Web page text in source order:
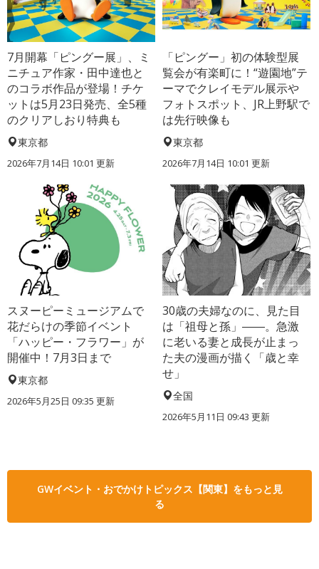
7月開幕「ピングー展」、ミ
ニチュア作家・田中達也と
のコラボ作品が登場！チケ
ットは5月23日発売、全5種
のクリアしおり特典も
東京都
2026年7月14日 10:01 更新
「ピングー」初の体験型展
覧会が有楽町に！“遊園地”テ
ーマでクレイモデル展示や
フォトスポット、JR上野駅で
は先行映像も
東京都
2026年7月14日 10:01 更新
スヌーピーミュージアムで
花だらけの季節イベント
「ハッピー・フラワー」が
開催中！7月3日まで
東京都
2026年5月25日 09:35 更新
30歳の夫婦なのに、見た目
は「祖母と孫」――。急激
に老いる妻と成長が止まっ
た夫の漫画が描く「歳と幸
せ」
全国
2026年5月11日 09:43 更新
GWイベント・おでかけトピックス【関東】をもっと見
る